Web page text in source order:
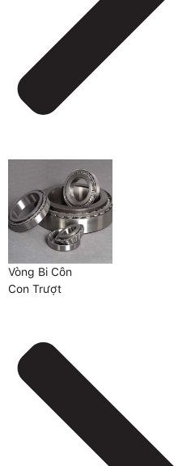
Vòng Bi Côn
Con Trượt